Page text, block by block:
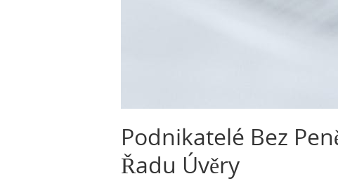
Podnikatelé Bez
Řadu Úvěry